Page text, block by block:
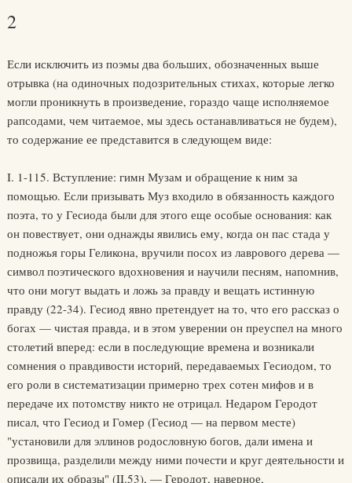
2
Если исключить из поэмы два больших, обозначенных выше
отрывка (на одиночных подозрительных стихах, которые легко
могли проникнуть в произведение, гораздо чаще исполняемое
рапсодами, чем читаемое, мы здесь останавливаться не будем),
то содержание ее представится в следующем виде:
I. 1-115. Вступление: гимн Музам и обращение к ним за
помощью. Если призывать Муз входило в обязанность каждого
поэта, то у Гесиода были для этого еще особые основания: как
он повествует, они однажды явились ему, когда он пас стада у
подножья горы Геликона, вручили посох из лаврового дерева —
символ поэтического вдохновения и научили песням, напомнив,
что они могут выдать и ложь за правду и вещать истинную
правду (22-34). Гесиод явно претендует на то, что его рассказ о
богах — чистая правда, и в этом уверении он преуспел на много
столетий вперед: если в последующие времена и возникали
сомнения о правдивости историй, передаваемых Гесиодом, то
его роли в систематизации примерно трех сотен мифов и в
передаче их потомству никто не отрицал. Недаром Геродот
писал, что Гесиод и Гомер (Гесиод — на первом месте)
"установили для эллинов родословную богов, дали имена и
прозвища, разделили между ними почести и круг деятельности и
описали их образы" (II.53), — Геродот, наверное,